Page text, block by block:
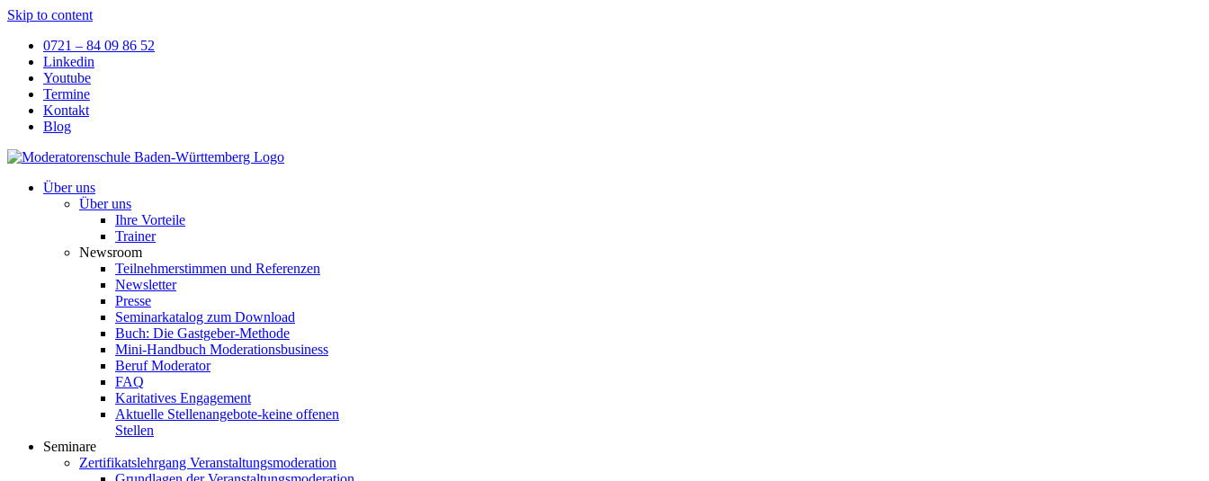
Skip to content
0721 – 84 09 86 52
Linkedin
Youtube
Termine
Kontakt
Blog
Über uns
Über uns
Ihre Vorteile
Trainer
Newsroom
Teilnehmerstimmen und Referenzen
Newsletter
Presse
Seminarkatalog zum Download
Buch: Die Gastgeber-Methode
Mini-Handbuch Moderationsbusiness
Beruf Moderator
FAQ
Karitatives Engagement
Aktuelle Stellenangebote-keine offenen
Stellen
Seminare
Zertifikatslehrgang Veranstaltungsmoderation